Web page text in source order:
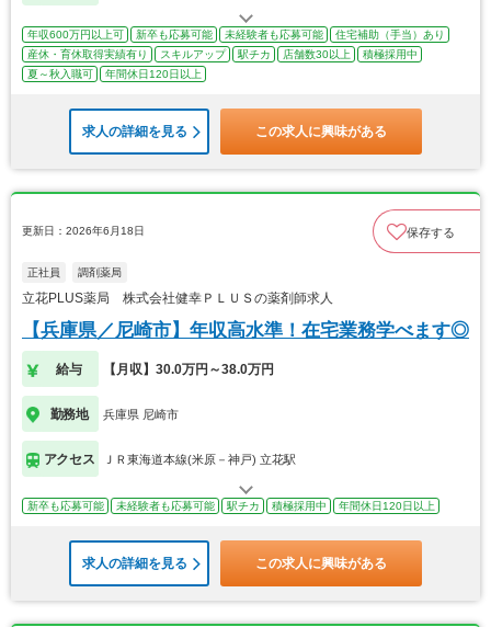
年収600万円以上可 新卒も応募可能 未経験者も応募可能
住宅補助（手当）あり
産休・育休取得実績有り
スキルアップ 駅チカ 店舗数30以上
積極採用中
夏～秋入職可
年間休日120日以上
求人の詳細を見る この求人に興味がある
更新日：2026年6月18日 保存する
正社員 調剤薬局
立花PLUS薬局 株式会社健幸ＰＬＵＳの薬剤師求人
【兵庫県／尼崎市】年収高水準！在宅業務学べます◎
給与 【月収】30.0万円～38.0万円
勤務地 兵庫県 尼崎市
アクセス ＪＲ東海道本線(米原－神戸) 立花駅
新卒も応募可能 未経験者も応募可能 駅チカ 積極採用中 年間休日120日以上
求人の詳細を見る この求人に興味がある